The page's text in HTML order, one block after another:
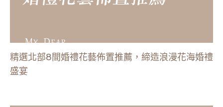
精選北部8間婚禮花藝佈置推薦，締造浪漫花海婚禮
盛宴